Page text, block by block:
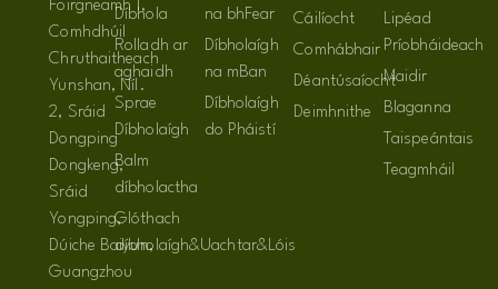
Foirgneamh 1,
Comhdhúil
Chruthaitheach
Yunshan, Níl.
2, Sráid
Dongping
Dongkeng,
Sráid
Yongping,
Dúiche Baiyun,
Guangzhou
Díbhola
Rolladh ar
aghaidh
Sprae
Díbholaígh
Balm
díbholactha
Glóthach
díbholaígh&Uachtar&Lóis
na bhFear
Díbholaígh
na mBan
Díbholaígh
do Pháistí
Cáilíocht
Comhábhair
Déantúsaíocht
Deimhnithe
Lipéad
Príobháideach
Maidir
Blaganna
Taispeántais
Teagmháil